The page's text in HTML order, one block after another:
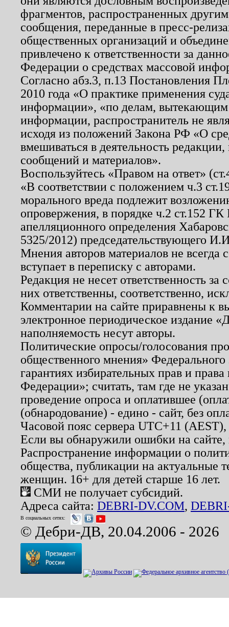
фрагментов, распространенных
сообщения, переданные в пресс-
общественных организаций и
привлечено к ответственности за
Федерации о средствах массовой
Согласно абз.3, п.13 Постановления
2010 года «О практике применения
информации», «по делам, вытекающим
информации, распространитель не
исходя из положений Закона РФ «О
вмешиваться в деятельность
сообщений и материалов».
Воспользуйтесь «Правом на ответ»
«В соответствии с положением ч.3
морального вреда подлежит
опровержения, в порядке ч.2 ст.152
апелляционного определения
5325/2012) председательствующего
Мнения авторов материалов не
вступает в переписку с авторами.
Редакция не несет ответственность
них ответственны, соответственно,
Комментарии на сайте приравнены к
электронное периодическое издание
наполняемость несут авторы.
Политические опросы/голосования
общественного мнения»
гарантиях избирательных прав и
Федерации»; считать, там где не
проведение опроса и оплатившее
(обнародование) - едино - сайт, без
Часовой пояс сервера UTC+11
Если вы обнаружили ошибки на
Распространение информации о
общества, публикации на актуальные
женщин. 16+ для детей старше 16 лет.
СМИ не получает субсидий.
Адреса сайта: DEBRI-DV.COM,
В социальных сетях:
© Дебри-ДВ, 20.04.2006 - 2026